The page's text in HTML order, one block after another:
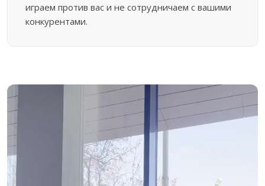
играем против вас и не сотрудничаем с вашими
конкурентами.